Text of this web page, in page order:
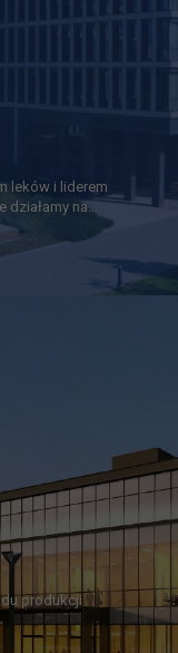
leków i liderem
działamy na…
produkcji